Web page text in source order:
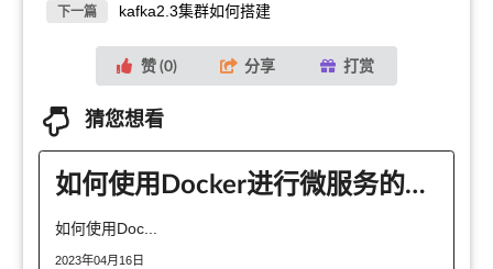
下一篇 kafka2.3集群如何搭建
赞 (0) 分享 打赏
猜您想看
如何使用Docker进行微服务的路由管理？
如何使用Doc...
2023年04月16日